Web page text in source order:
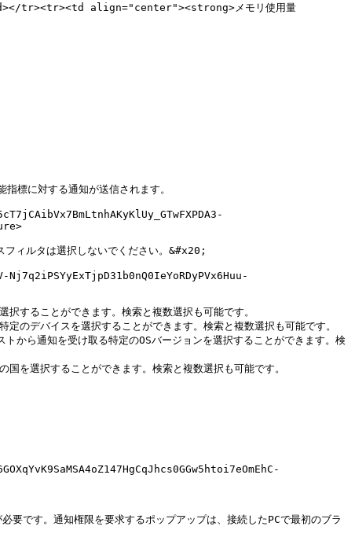
tr><tr><td align="center"><strong>メモリ使用量
標に対する通知が送信されます。
フィルタは選択しないでください。&#x20;
することができます。検索と複数選択も可能です。
デバイスを選択することができます。検索と複数選択も可能です。
ら通知を受け取る特定のOSバージョンを選択することができます。検
を選択することができます。検索と複数選択も可能です。
です。通知権限を要求するポップアップは、接続したPCで最初のブラ